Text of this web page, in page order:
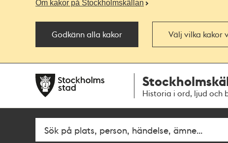
Om kakor på Stockholmskällan
Godkänn alla kakor Välj vilka kakor
navigationen
huvudinnehållet
Historia i ord, ljud och
SökFritextsök